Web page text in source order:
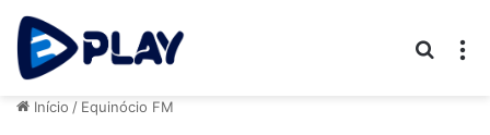
Início / Equinócio FM